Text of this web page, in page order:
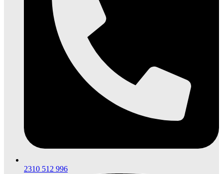
2310 512 996